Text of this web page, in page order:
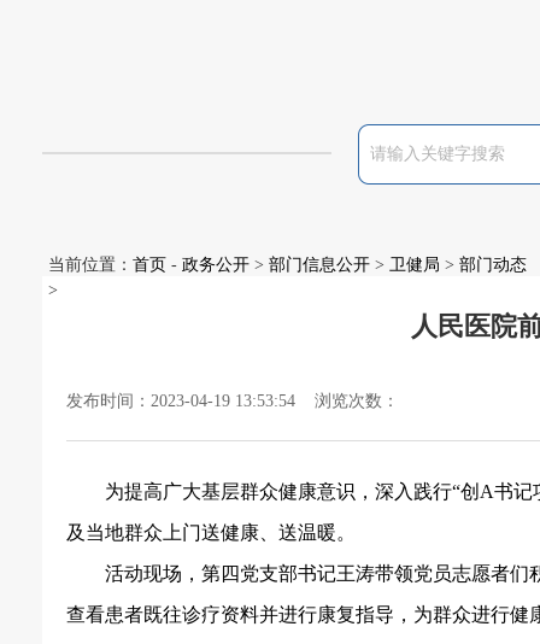
当前位置： 首页 - 政务公开 > 部门信息公开 > 卫健局 > 部门动态
>
人民医院
发布时间：2023-04-19 13:53:54 浏览次数：
为提高广大基层群众健康意识，深入践行“创A书记
及当地群众上门送健康、送温暖。
活动现场，第四党支部书记王涛带领党员志愿者
查看患者既往诊疗资料并进行康复指导，为群众进行